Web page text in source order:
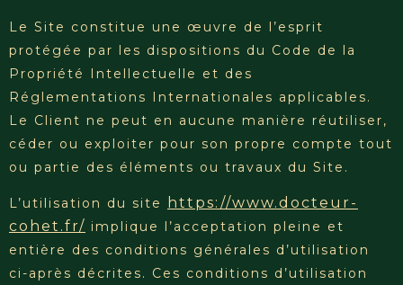
Le Site constitue une œuvre de l’esprit
protégée par les dispositions du Code de la
Propriété Intellectuelle et des
Réglementations Internationales applicables.
Le Client ne peut en aucune manière réutiliser,
céder ou exploiter pour son propre compte tout
ou partie des éléments ou travaux du Site.
L’utilisation du site
https://www.docteur-
cohet.fr/ implique l’acceptation pleine et
entière des conditions générales d’utilisation
ci-après décrites. Ces conditions d’utilisation